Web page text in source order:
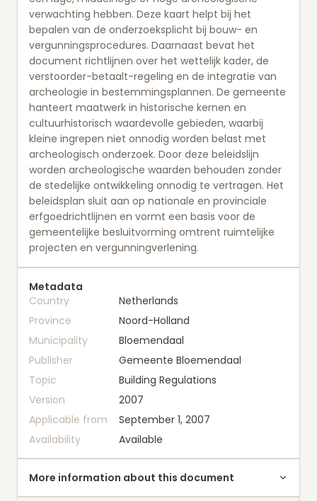
verwachting hebben. Deze kaart helpt bij het
bepalen van de onderzoeksplicht bij bouw- en
vergunningsprocedures. Daarnaast bevat het
document richtlijnen over het wettelijk kader, de
verstoorder-betaalt-regeling en de integratie van
archeologie in bestemmingsplannen. De gemeente
hanteert maatwerk in historische kernen en
cultuurhistorisch waardevolle gebieden, waarbij
kleine ingrepen niet onnodig worden belast met
archeologisch onderzoek. Door deze beleidslijn
worden archeologische waarden behouden zonder
de stedelijke ontwikkeling onnodig te vertragen. Het
beleidsplan sluit aan op nationale en provinciale
erfgoedrichtlijnen en vormt een basis voor de
gemeentelijke besluitvorming omtrent ruimtelijke
projecten en vergunningverlening.
Metadata
Country
Netherlands
Province
Noord-Holland
Municipality
Bloemendaal
Publisher
Gemeente Bloemendaal
Topic
Building Regulations
Version
2007
Applicable from
September 1, 2007
Availability
Available
More information about this document